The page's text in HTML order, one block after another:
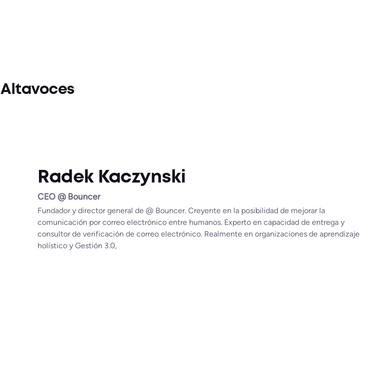
Altavoces
Radek Kaczynski
CEO @ Bouncer
Fundador y director general de @ Bouncer. Creyente en la posibilidad de mejorar la
comunicación por correo electrónico entre humanos. Experto en capacidad de entrega y
consultor de verificación de correo electrónico. Realmente en organizaciones de aprendizaje
holístico y Gestión 3.0,